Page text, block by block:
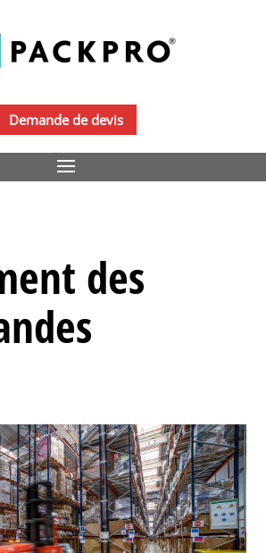
Demande de devis
des